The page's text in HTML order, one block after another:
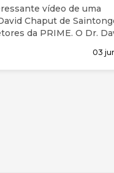
vídeo de uma
Chaput de
da PRIME. O Dr.
03